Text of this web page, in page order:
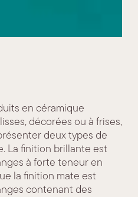
en céramique
décorées ou à frises,
deux types de
La finition brillante est
à forte teneur en
la finition mate est
contenant des